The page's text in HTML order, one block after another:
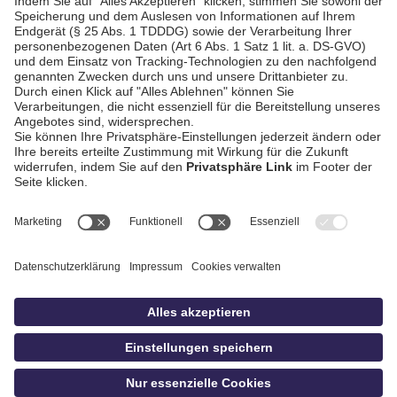
AGB / Gewinnspiele
Datenschutz
Impressum
idowa.de
Privatsphäre